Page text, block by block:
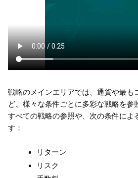
戦略のメインエリアでは、通貨や最も
ど、様々な条件ごとに多彩な戦略を参
すべての戦略の参照や、次の条件によ
す：
リターン
リスク